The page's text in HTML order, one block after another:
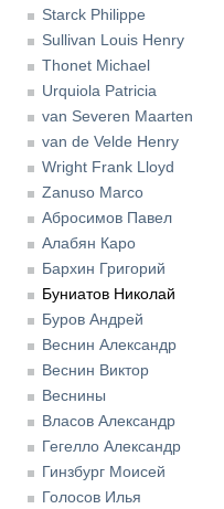
Starck Philippe
Sullivan Louis Henry
Thonet Michael
Urquiola Patricia
van Severen Maarten
van de Velde Henry
Wright Frank Lloyd
Zanuso Marco
Абросимов Павел
Алабян Каро
Бархин Григорий
Буниатов Николай
Буров Андрей
Веснин Александр
Веснин Виктор
Веснины
Власов Александр
Гегелло Александр
Гинзбург Моисей
Голосов Илья